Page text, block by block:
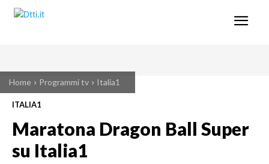
Home Programmi tv Italia1
ITALIA1
Maratona Dragon Ball Super
su Italia1